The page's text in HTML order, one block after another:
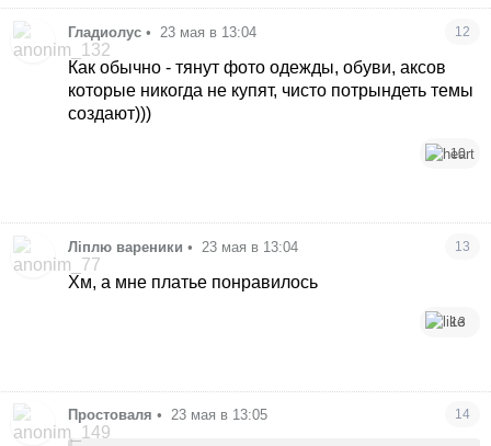
Гладиолус • 23 мая в 13:04 12
Как обычно - тянут фото одежды, обуви, аксов
которые никогда не купят, чисто потрындеть темы
создают)))
10
Ліплю вареники • 23 мая в 13:04 13
Хм, а мне платье понравилось
13
Простоваля • 23 мая в 13:05 14